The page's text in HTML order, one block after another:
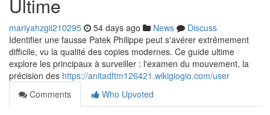
Ultime
mariyahzgii210295 54 days ago News
Discuss
Identifier une fausse Patek Philippe peut s'avérer extrêmement
difficile, vu la qualité des copies modernes. Ce guide ultime
explore les principaux à surveiller : l'examen du mouvement, la
précision des https://anitadftm126421.wikigiogio.com/user
Comments
Who Upvoted